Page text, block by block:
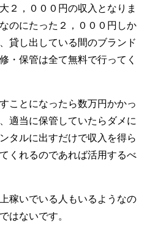
２，０００円の収入となりま
のにたった２，０００円しか
貸し出している間のブランド
・保管は全て無料で行ってく
ことになったら数万円かかっ
適当に保管していたらダメに
タルに出すだけで収入を得ら
くれるのであれば活用するべ
稼いでいる人もいるようなの
はないです。